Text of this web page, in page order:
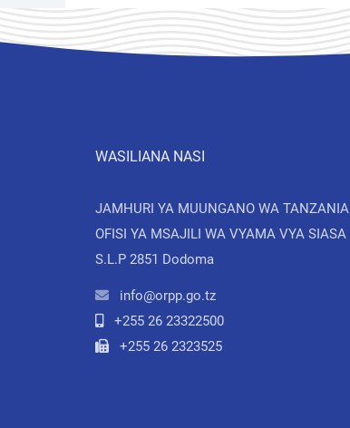
WASILIANA NASI
JAMHURI YA MUUNGANO WA TANZANIA
OFISI YA MSAJILI WA VYAMA VYA SIASA
S.L.P 2851 Dodoma
info@orpp.go.tz
+255 26 23322500
+255 26 2323525